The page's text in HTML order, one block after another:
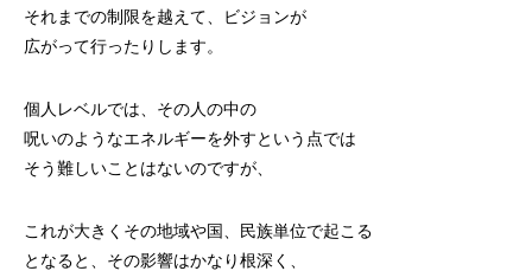
それまでの制限を越えて、ビジョンが
広がって行ったりします。
個人レベルでは、その人の中の
呪いのようなエネルギーを外すという点では
そう難しいことはないのですが、
これが大きくその地域や国、民族単位で起こる
となると、その影響はかなり根深く、